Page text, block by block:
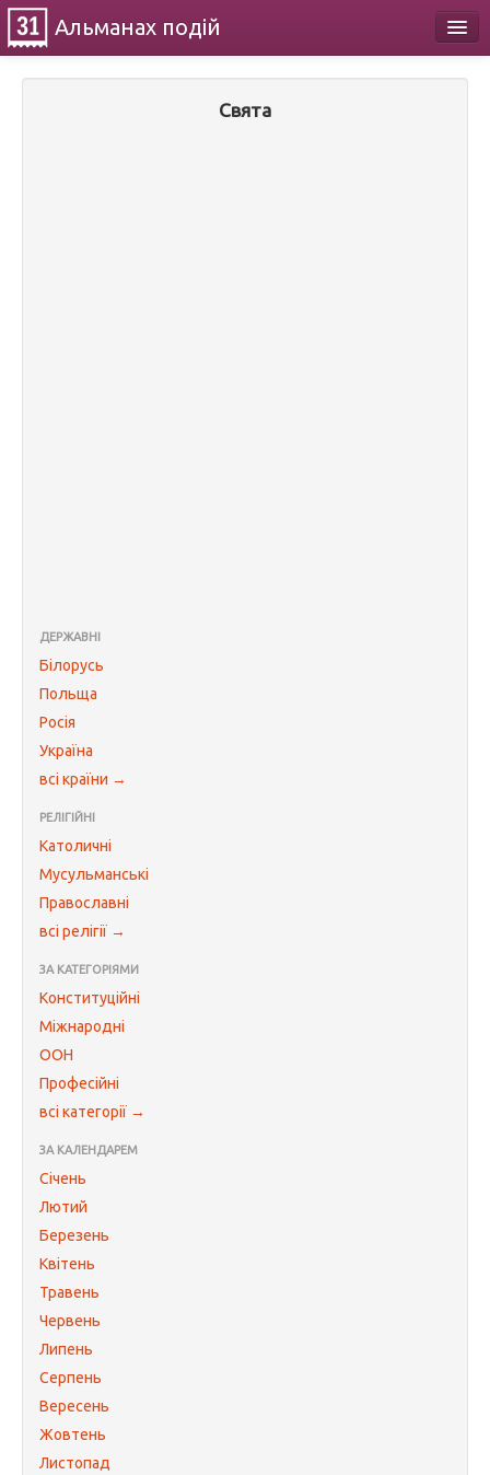
Альманах подій
Свята
ДЕРЖАВНІ
Білорусь
Польща
Росія
Україна
всі країни →
РЕЛІГІЙНІ
Католичні
Мусульманські
Православні
всі релігії →
ЗА КАТЕГОРІЯМИ
Конституційні
Міжнародні
ООН
Професійні
всі категорії →
ЗА КАЛЕНДАРЕМ
Січень
Лютий
Березень
Квітень
Травень
Червень
Липень
Серпень
Вересень
Жовтень
Листопад